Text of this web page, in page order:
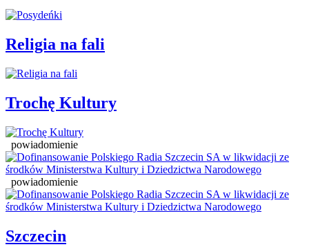
Religia na fali
Trochę Kultury
powiadomienie
powiadomienie
Szczecin